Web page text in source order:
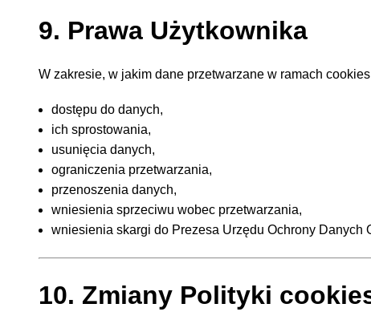
9. Prawa Użytkownika
W zakresie, w jakim dane przetwarzane w ramach
dostępu do danych,
ich sprostowania,
usunięcia danych,
ograniczenia przetwarzania,
przenoszenia danych,
wniesienia sprzeciwu wobec przetwarzania,
wniesienia skargi do Prezesa Urzędu Ochrony Danych
10. Zmiany Polityki